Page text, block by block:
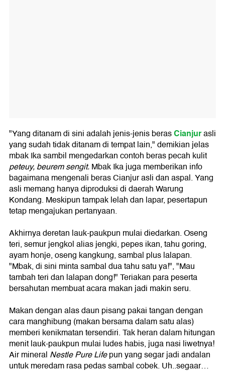
"Yang ditanam di sini adalah jenis-jenis berasCianjurasli
yang sudah tidak ditanam di tempat lain," demikian jelas
mbak Ika sambil mengedarkan contoh beras pecah kulit
peteuy, beurem sengit.Mbak Ika juga memberikan info
bagaimana mengenali beras Cianjur asli dan aspal. Yang
asli memang hanya diproduksi di daerah Warung
Kondang. Meskipun tampak lelah dan lapar, pesertapun
tetap mengajukan pertanyaan.
Akhirnya deretan lauk-paukpun mulai diedarkan. Oseng
teri, semur jengkol alias jengki, pepes ikan, tahu goring,
ayam honje, oseng kangkung, sambal plus lalapan.
"Mbak, di sini minta sambal dua tahu satu ya!", "Mau
tambah teri dan lalapan dong!" Teriakan para peserta
bersahutan membuat acara makan jadi makin seru.
Makan dengan alas daun pisang pakai tangan dengan
cara manghibung (makan bersama dalam satu alas)
memberi kenikmatan tersendiri. Tak heran dalam hitungan
menit lauk-paukpun mulai ludes habis, juga nasi liwetnya!
Air mineral Nestle Pure Lifepun yang segar jadi andalan
untuk meredam rasa pedas sambal cobek. Uh..segaar…